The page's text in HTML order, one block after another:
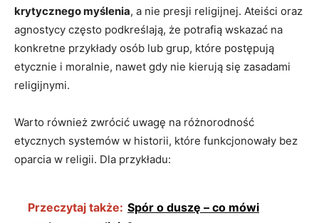
krytycznego myślenia, a nie presji religijnej. ​Ateiści oraz
agnostycy ⁢często podkreślają, że potrafią wskazać na
konkretne przykłady‌ osób lub grup, które postępują‌
etycznie i moralnie, nawet gdy nie kierują się zasadami
religijnymi.
Warto również zwrócić uwagę na różnorodność
etycznych systemów w historii, które funkcjonowały bez
oparcia w religii. Dla przykładu:
Przeczytaj także: Spór o duszę – co mówi